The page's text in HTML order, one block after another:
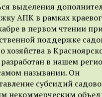
выделения
АПК в рамках
в первом чтении
поддержке
хозяйства в
в нашем
назывании. Он
субсидий
некоммерческим